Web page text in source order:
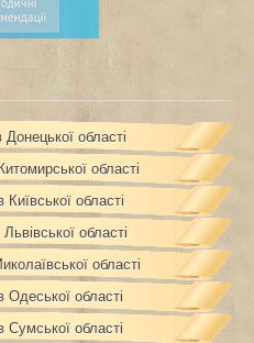
області
області
області
області
області
Одеської області
Сумської області